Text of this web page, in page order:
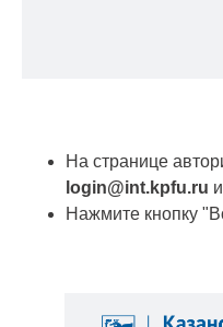
На странице
login@int.kpfu.ru
Нажмите кнопку